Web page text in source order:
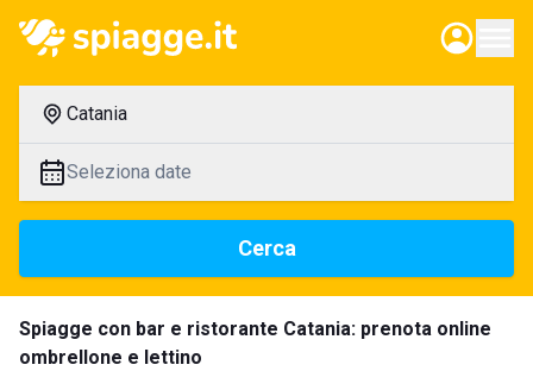
Catania
Seleziona date
Cerca
Spiagge con bar e ristorante Catania: prenota online
ombrellone e lettino